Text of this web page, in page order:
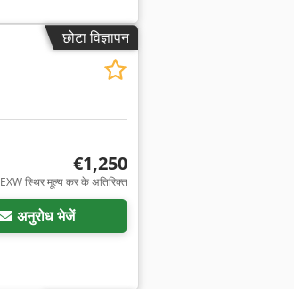
छोटा विज्ञापन
€1,250
EXW स्थिर मूल्य कर के अतिरिक्त
अनुरोध भेजें